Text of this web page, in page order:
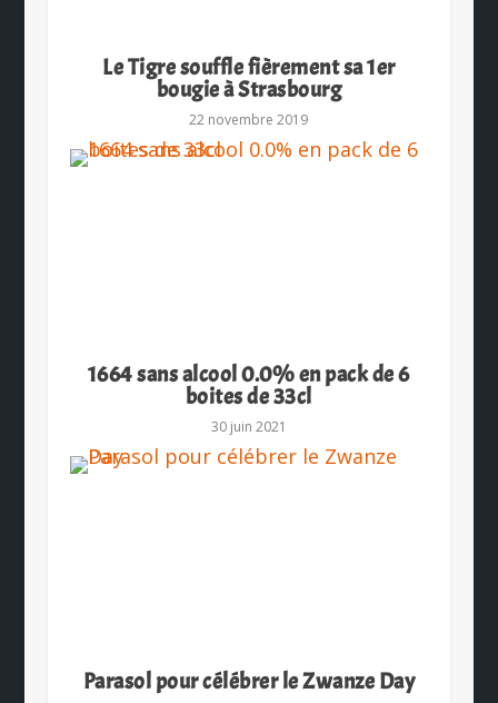
Le Tigre souffle fièrement sa 1er
bougie à Strasbourg
22 novembre 2019
1664 sans alcool 0.0% en pack de 6
boites de 33cl
30 juin 2021
Parasol pour célébrer le Zwanze Day